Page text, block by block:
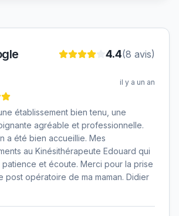
4.4(8 avis)
il y a un an
établissement bien tenu, une
agréable et professionnelle.
a été bien accueillie. Mes
au Kinésithérapeute Edouard qui
et écoute. Merci pour la prise
post opératoire de ma maman. Didier